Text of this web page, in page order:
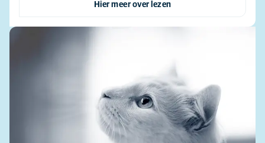
Hier meer over lezen